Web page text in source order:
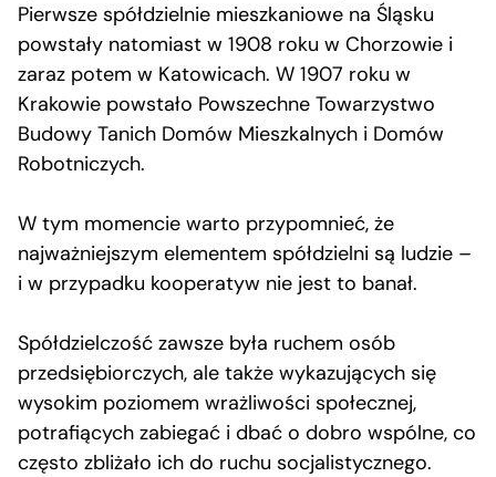
Pierwsze spółdzielnie mieszkaniowe na Śląsku
powstały natomiast w 1908 roku w Chorzowie i
zaraz potem w Katowicach. W 1907 roku w
Krakowie powstało Powszechne Towarzystwo
Budowy Tanich Domów Mieszkalnych i Domów
Robotniczych.
W tym momencie warto przypomnieć, że
najważniejszym elementem spółdzielni są ludzie –
i w przypadku kooperatyw nie jest to banał.
Spółdzielczość zawsze była ruchem osób
przedsiębiorczych, ale także wykazujących się
wysokim poziomem wrażliwości społecznej,
potrafiących zabiegać i dbać o dobro wspólne, co
często zbliżało ich do ruchu socjalistycznego.